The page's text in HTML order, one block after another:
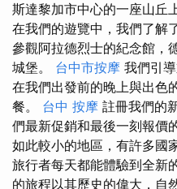
斯達黎加市中心的一座山丘
在我們的遊覽中，我們了解
參觀阿拉德烈士的紀念館，
城堡。 台中市按摩 我們引
在我們出發前的晚上與出色
餐。 台中 按摩 註冊我們的
們最新促銷和最後一刻報價
如此較小的地區，有許多國
旅行者每天都能體驗到全新
的旅程以其歷史的偉大，自